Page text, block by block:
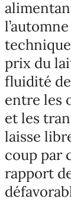
prix du
fluidité
entre les
et les
laisse
coup par
rapport